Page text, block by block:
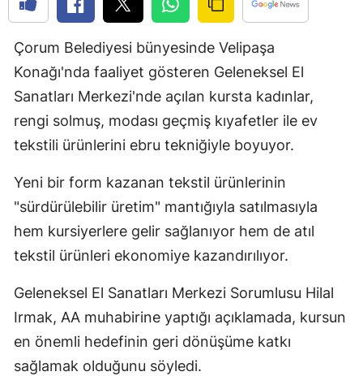
Bitlis
Bolu
Bursa
Çanakkale
Çankırı
Denizli
Diyarbakır
Edirne
Elazığ
Çorum Belediyesi bünyesinde Velipaşa
Konağı'nda faaliyet gösteren Geleneksel El
Sanatları Merkezi'nde açılan kursta kadınlar,
rengi solmuş, modası geçmiş kıyafetler ile ev
tekstili ürünlerini ebru tekniğiyle boyuyor.
Yeni bir form kazanan tekstil ürünlerinin
"sürdürülebilir üretim" mantığıyla satılmasıyla
hem kursiyerlere gelir sağlanıyor hem de atıl
tekstil ürünleri ekonomiye kazandırılıyor.
Geleneksel El Sanatları Merkezi Sorumlusu Hilal
Irmak, AA muhabirine yaptığı açıklamada, kursun
en önemli hedefinin geri dönüşüme katkı
sağlamak olduğunu söyledi.